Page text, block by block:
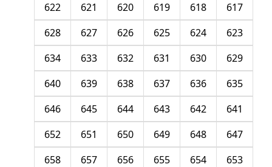
617
618
619
620
621
622
623
624
625
626
627
628
629
630
631
632
633
634
635
636
637
638
639
640
641
642
643
644
645
646
647
648
649
650
651
652
653
654
655
656
657
658